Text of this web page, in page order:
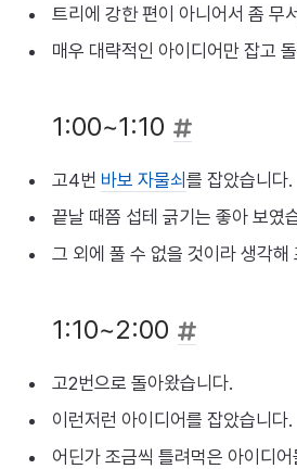
트리에 강한 편이 아니어서 좀 무
매우 대략적인 아이디어만 잡고
1:00~1:10
고4번 바보 자물쇠 를 잡았습니다.
끝날 때쯤 섭테 긁기는 좋아 보였
그 외에 풀 수 없을 것이라 생각해
1:10~2:00
고2번으로 돌아왔습니다.
이런저런 아이디어를 잡았습니다.
어딘가 조금씩 틀려먹은 아이디